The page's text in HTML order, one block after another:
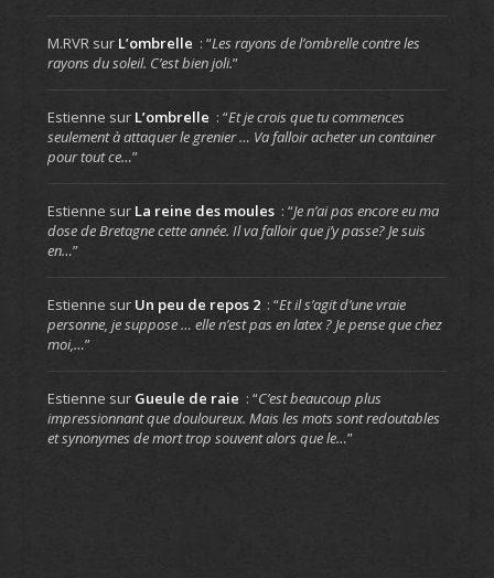
M.RVR sur L’ombrelle : “Les rayons de l’ombrelle contre les
rayons du soleil. C’est bien joli.”
Estienne sur L’ombrelle : “Et je crois que tu commences
seulement à attaquer le grenier … Va falloir acheter un container
pour tout ce…”
Estienne sur La reine des moules : “Je n’ai pas encore eu ma
dose de Bretagne cette année. Il va falloir que j’y passe? Je suis
en…”
Estienne sur Un peu de repos 2 : “Et il s’agit d’une vraie
personne, je suppose … elle n’est pas en latex ? Je pense que chez
moi,…”
Estienne sur Gueule de raie : “C’est beaucoup plus
impressionnant que douloureux. Mais les mots sont redoutables
et synonymes de mort trop souvent alors que le…”